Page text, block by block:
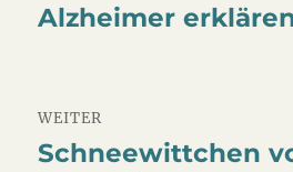
Beitrag:
Alzheimer
WEITER
Nächster
Schneewittchen